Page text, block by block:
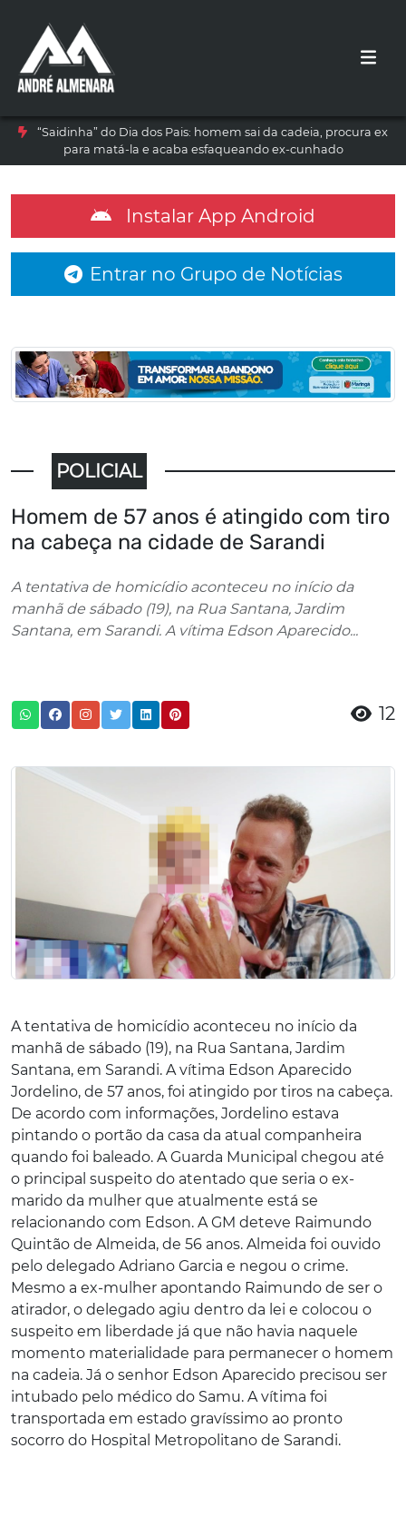
“Saidinha” do Dia dos Pais: homem sai da cadeia, procura ex
para matá-la e acaba esfaqueando ex-cunhado
Instalar App Android
Entrar no Grupo de Notícias
POLICIAL
Homem de 57 anos é atingido com tiro
na cabeça na cidade de Sarandi
A tentativa de homicídio aconteceu no início da
manhã de sábado (19), na Rua Santana, Jardim
Santana, em Sarandi. A vítima Edson Aparecido...
12
A tentativa de homicídio aconteceu no início da
manhã de sábado (19), na Rua Santana, Jardim
Santana, em Sarandi. A vítima Edson Aparecido
Jordelino, de 57 anos, foi atingido por tiros na cabeça.
De acordo com informações, Jordelino estava
pintando o portão da casa da atual companheira
quando foi baleado. A Guarda Municipal chegou até
o principal suspeito do atentado que seria o ex-
marido da mulher que atualmente está se
relacionando com Edson. A GM deteve Raimundo
Quintão de Almeida, de 56 anos. Almeida foi ouvido
pelo delegado Adriano Garcia e negou o crime.
Mesmo a ex-mulher apontando Raimundo de ser o
atirador, o delegado agiu dentro da lei e colocou o
suspeito em liberdade já que não havia naquele
momento materialidade para permanecer o homem
na cadeia. Já o senhor Edson Aparecido precisou ser
intubado pelo médico do Samu. A vítima foi
transportada em estado gravíssimo ao pronto
socorro do Hospital Metropolitano de Sarandi.